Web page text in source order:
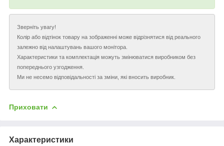
Зверніть увагу!
Колір або відтінок товару на зображенні може відрізнятися від реального
залежно від налаштувань вашого монітора.
Характеристики та комплектація можуть змінюватися виробником без
попереднього узгодження.
Ми не несемо відповідальності за зміни, які вносить виробник.
Приховати
Характеристики